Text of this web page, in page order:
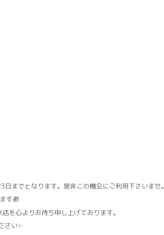
までとなります。是非この機会にご利用下さいませ。
す🎁
を心よりお待ち申し上げております。
さい✨